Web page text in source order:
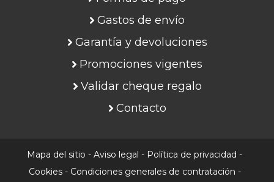
Gastos de envío
Garantía y devoluciones
Promociones vigentes
Validar cheque regalo
Contacto
Mapa del sitio - Aviso legal - Política de privacidad -
Cookies- Condiciones generales de contratación -